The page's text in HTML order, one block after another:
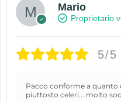
Mario
Proprietario
5/5
Pacco conforme a
piuttosto celeri... molto